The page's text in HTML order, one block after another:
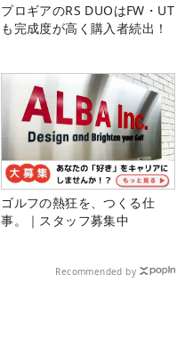
プロギアのRS DUOはFW・UT
も完成度が高く購入者続出！
ゴルフの熱狂を、つくる仕
事。｜スタッフ募集中
Recommended by